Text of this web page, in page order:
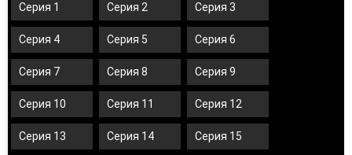
Серия 1 Серия 2 Серия 3
Серия 4 Серия 5 Серия 6
Серия 7 Серия 8 Серия 9
Серия 10 Серия 11 Серия 12
Серия 13 Серия 14 Серия 15